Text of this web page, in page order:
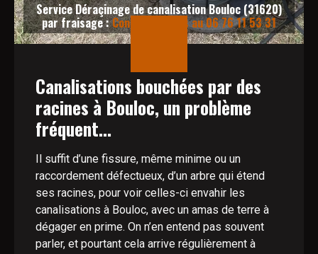
Service Déraçinage de canalisation Bouloc (31620)
par fraisage :Contactez-nous au 06 76 11 53 31
Canalisations bouchées par des
racines à Bouloc, un problème
fréquent...
Il suffit d’une fissure, même minime ou un
raccordement défectueux, d’un arbre qui étend
ses racines, pour voir celles-ci envahir les
canalisations à Bouloc, avec un amas de terre à
dégager en prime. On n’en entend pas souvent
parler, et pourtant cela arrive régulièrement à